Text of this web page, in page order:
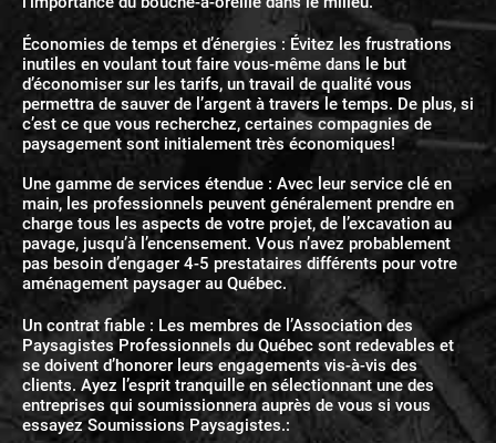
Économies de temps et d’énergies : Évitez les frustrations
inutiles en voulant tout faire vous-même dans le but
d’économiser sur les tarifs, un travail de qualité vous
permettra de sauver de l’argent à travers le temps. De plus, si
c’est ce que vous recherchez, certaines compagnies de
paysagement sont initialement très économiques!
Une gamme de services étendue : Avec leur service clé en
main, les professionnels peuvent généralement prendre en
charge tous les aspects de votre projet, de l’excavation au
pavage, jusqu’à l’encensement. Vous n’avez probablement
pas besoin d’engager 4-5 prestataires différents pour votre
aménagement paysager au Québec.
Un contrat fiable : Les membres de l’Association des
Paysagistes Professionnels du Québec sont redevables et
se doivent d’honorer leurs engagements vis-à-vis des
clients. Ayez l’esprit tranquille en sélectionnant une des
entreprises qui soumissionnera auprès de vous si vous
essayez Soumissions Paysagistes.: